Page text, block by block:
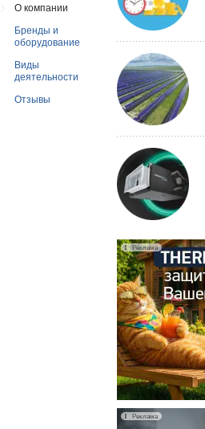
О компании
Бренды и
оборудование
Виды
деятельности
Отзывы
Реклама
Реклама